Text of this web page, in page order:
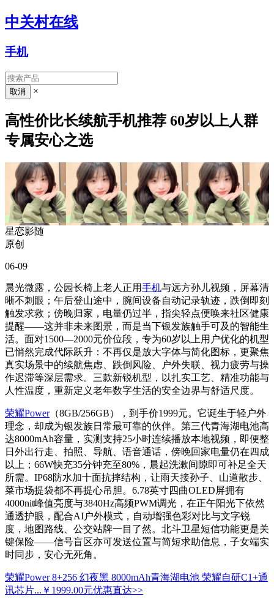
中关村在线
手机
×
高性价比长续航手机推荐 60岁以上人群
专属安心之选
星恋影随
原创
06-09
晨光微露，公园长椅上老人正用手机与远方孙儿视频，屏幕清
晰不刺眼；午后登山途中，腕间设备自动记录轨迹，跌倒即刻
触发求救；傍晚归家，电量仍过半，指尖轻点便唤来社区健康
提醒——这并非未来图景，而是当下银发族触手可及的智能生
活。面对1500—2000元价位段，专为60岁以上用户优化的机型
已悄然完成代际跃升：不再仅是放大字体与简化图标，更聚焦
真实场景中的续航焦虑、跌倒风险、户外失联、视力疲劳与操
作迟滞等深层需求。三款新锐机型，以扎实工艺、精准功能与
人性温度，重新定义老年数字生活的安全边界与舒适尺度。
荣耀Power（8GB/256GB），到手价1999元。它诞生于轻户外
理念，却成为银发族日常最可靠的伙伴。第三代青海湖电池高
达8000mAh容量，实测支持25小时连续播放本地视频，即便整
日外出行走、拍照、导航、语音通话，傍晚回家电量仍在四成
以上；66W快充35分钟充至80%，晨起洗漱间隙即可补足全天
所需。IP68防水加十面抗摔结构，让雨天接孙子、山道散步、
菜市场提袋都不再提心吊胆。6.78英寸四曲OLED屏拥有
4000nit峰值亮度与3840Hz高频PWM调光，在正午阳光下依然
通透护眼，配合AI户外模式，自动增强色彩对比与文字锐
度，地图路线、公交站牌一目了然。北斗卫星短信功能更是关
键保险——信号盲区亦可发送位置与简短求助信息，子女端实
时同步，安心无死角。
荣耀Power 8+256 幻夜黑 8000mAh青海湖电池 荣耀自研C1+通
讯芯片... ￥1999.00元优惠直达>>